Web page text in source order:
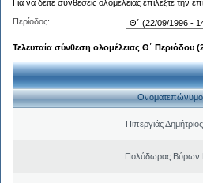
Για να δείτε συνθέσεις ολομέλειας επιλέξτε την
Περίοδος:
Τελευταία σύνθεση ολομέλειας Θ΄ Περιόδου
Ονοματεπώνυμο
Πιπεργιάς
Πολύδωρας Βύρων